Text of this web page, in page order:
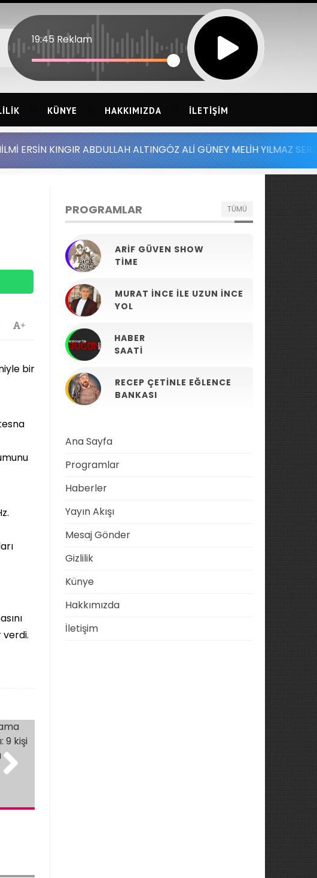
19:45 Reklam
KÜNYE HAKKIMIZDA İLETIŞIM
ABDULLAH ALTINGÖZ ALİ GÜNEY MELİH YILMAZ SERDAR AYDIN
+
bir
PROGRAMLAR TÜMÜ
ARIF GÜVEN SHOW
TIME
MURAT İNCE ILE UZUN İNCE
YOL
HABER
SAATI
RECEP ÇETINLE EĞLENCE
BANKASI
Ana Sayfa
Programlar
Haberler
Yayın Akışı
Mesaj Gönder
Gizlilik
Künye
Hakkımızda
İletişim